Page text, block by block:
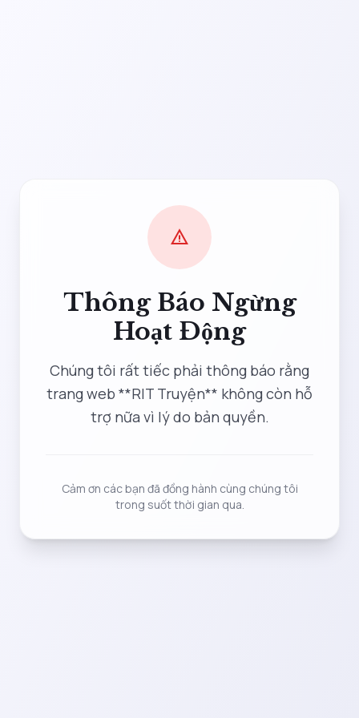
warning
Thông Báo Ngừng
Hoạt Động
Chúng tôi rất tiếc phải thông báo rằng
trang web **RIT Truyện** không còn hỗ
trợ nữa vì lý do bản quyền.
Cảm ơn các bạn đã đồng hành cùng chúng tôi
trong suốt thời gian qua.